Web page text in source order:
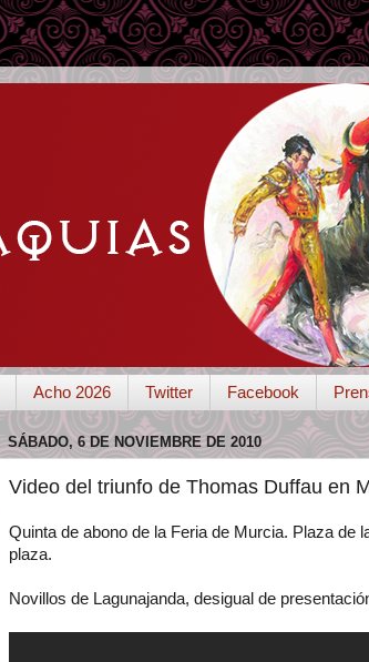
Acho 2026 Twitter Facebook
SÁBADO, 6 DE NOVIEMBRE DE 2010
Video del triunfo de Thomas Duffau en
Quinta de abono de la Feria de Murcia. Plaza de
plaza.
Novillos de Lagunajanda, desigual de